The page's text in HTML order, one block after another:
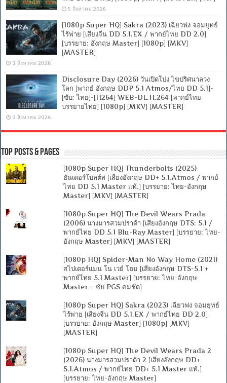
5 สิงหาคม 2026
[1080p Super HQ] Sakra (2023) เฉียวฟง จอมยุทธ์
ไร้พ่าย [เสียงจีน DD 5.1.EX / พากย์ไทย DD 2.0]
[บรรยาย: อังกฤษ Master] [1080p] [MKV]
[MASTER]
3 สิงหาคม 2026
Disclosure Day (2026) วันเปิดโปง ไขปริศนาลวง
โลก [พากย์ อังกฤษ DDP 5.1 Atmos/ไทย DD 5.1]-
[ซับ: ไทย]-[H264] WEB-DL.H.264 [พากย์ไทย
บรรยายไทย] [1080p] [MKV] [MASTER]
3 สิงหาคม 2026
Top Posts & Pages
[1080p Super HQ] Thunderbolts (2025)
ธันเดอร์โบลต์ส [เสียงอังกฤษ DD+ 5.1.Atmos / พากย์
ไทย DD 5.1 Master แท้.] [บรรยาย: ไทย-อังกฤษ
Master] [MKV] [MASTER]
[1080p Super HQ] The Devil Wears Prada
(2006) นางมารสวมปราด้า [เสียงอังกฤษ DTS: 5.1 /
พากย์ไทย DD 5.1 Blu-Ray Master] [บรรยาย: ไทย-
อังกฤษ Master] [MKV] [MASTER]
[1080p HQ] Spider-Man No Way Home (2021)
สไปเดอร์แมน โน เวย์ โฮม [เสียงอังกฤษ DTS-5.1 +
พากย์ไทย 5.1 Master] [บรรยาย: ไทย-อังกฤษ
Master + ซับ PGS คมชัด]
[1080p Super HQ] Sakra (2023) เฉียวฟง จอมยุทธ์
ไร้พ่าย [เสียงจีน DD 5.1.EX / พากย์ไทย DD 2.0]
[บรรยาย: อังกฤษ Master] [1080p] [MKV]
[MASTER]
[1080p Super HQ] The Devil Wears Prada 2
(2026) นางมารสวมปราด้า 2 [เสียงอังกฤษ DD+
5.1.Atmos / พากย์ไทย DD+ 5.1 Master แท้.]
[บรรยาย: ไทย-อังกฤษ Master]